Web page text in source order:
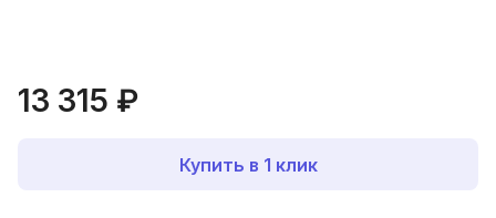
13 315 ₽
Купить в 1 клик